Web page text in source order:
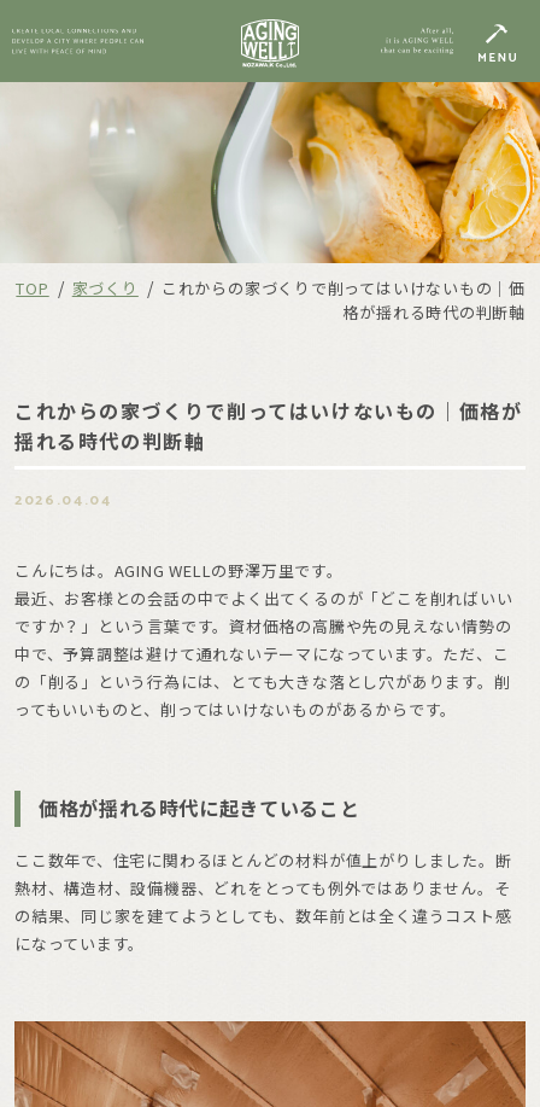
TOP / 家づくり / これからの家づくりで削ってはいけないもの｜価
格が揺れる時代の判断軸
これからの家づくりで削ってはいけないもの｜価格が
揺れる時代の判断軸
2026.04.04
こんにちは。AGING WELLの野澤万里です。
最近、お客様との会話の中でよく出てくるのが「どこを削ればいい
ですか？」という言葉です。資材価格の高騰や先の見えない情勢の
中で、予算調整は避けて通れないテーマになっています。ただ、こ
の「削る」という行為には、とても大きな落とし穴があります。削
ってもいいものと、削ってはいけないものがあるからです。
価格が揺れる時代に起きていること
ここ数年で、住宅に関わるほとんどの材料が値上がりしました。断
熱材、構造材、設備機器、どれをとっても例外ではありません。そ
の結果、同じ家を建てようとしても、数年前とは全く違うコスト感
になっています。